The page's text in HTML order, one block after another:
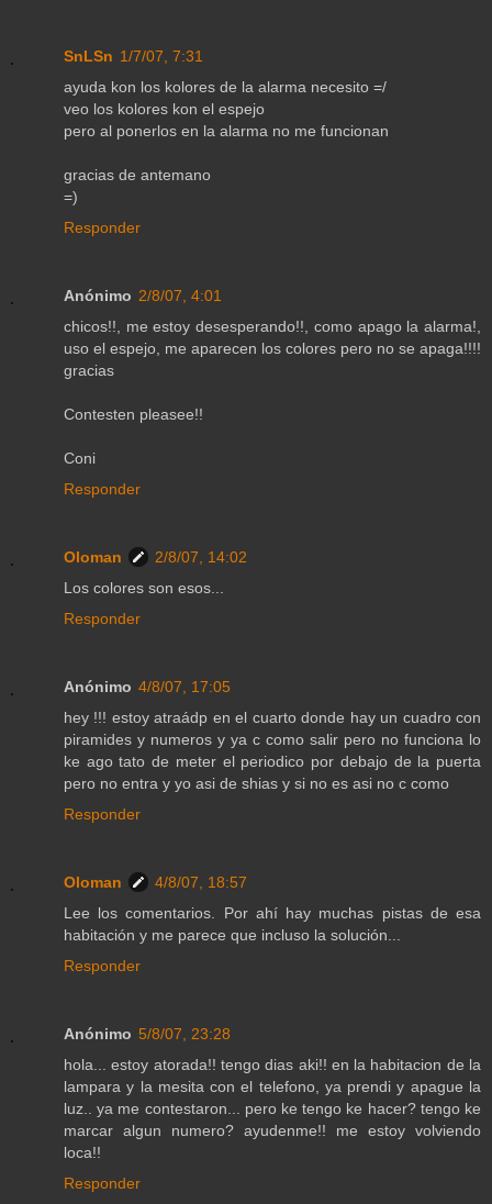
SnLSn 1/7/07, 7:31
ayuda kon los kolores de la alarma necesito =/
veo los kolores kon el espejo
pero al ponerlos en la alarma no me funcionan
gracias de antemano
=)
Responder
Anónimo 2/8/07, 4:01
chicos!!, me estoy desesperando!!, como apago la alarma!,
uso el espejo, me aparecen los colores pero no se apaga!!!!
gracias
Contesten pleasee!!
Coni
Responder
Oloman
2/8/07, 14:02
Los colores son esos...
Responder
Anónimo 4/8/07, 17:05
hey !!! estoy atraádp en el cuarto donde hay un cuadro con
piramides y numeros y ya c como salir pero no funciona lo
ke ago tato de meter el periodico por debajo de la puerta
pero no entra y yo asi de shias y si no es asi no c como
Responder
Oloman
4/8/07, 18:57
Lee los comentarios. Por ahí hay muchas pistas de esa
habitación y me parece que incluso la solución...
Responder
Anónimo 5/8/07, 23:28
hola... estoy atorada!! tengo dias aki!! en la habitacion de la
lampara y la mesita con el telefono, ya prendi y apague la
luz.. ya me contestaron... pero ke tengo ke hacer? tengo ke
marcar algun numero? ayudenme!! me estoy volviendo
loca!!
Responder